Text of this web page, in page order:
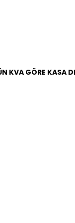
KVA GÖRE KASA